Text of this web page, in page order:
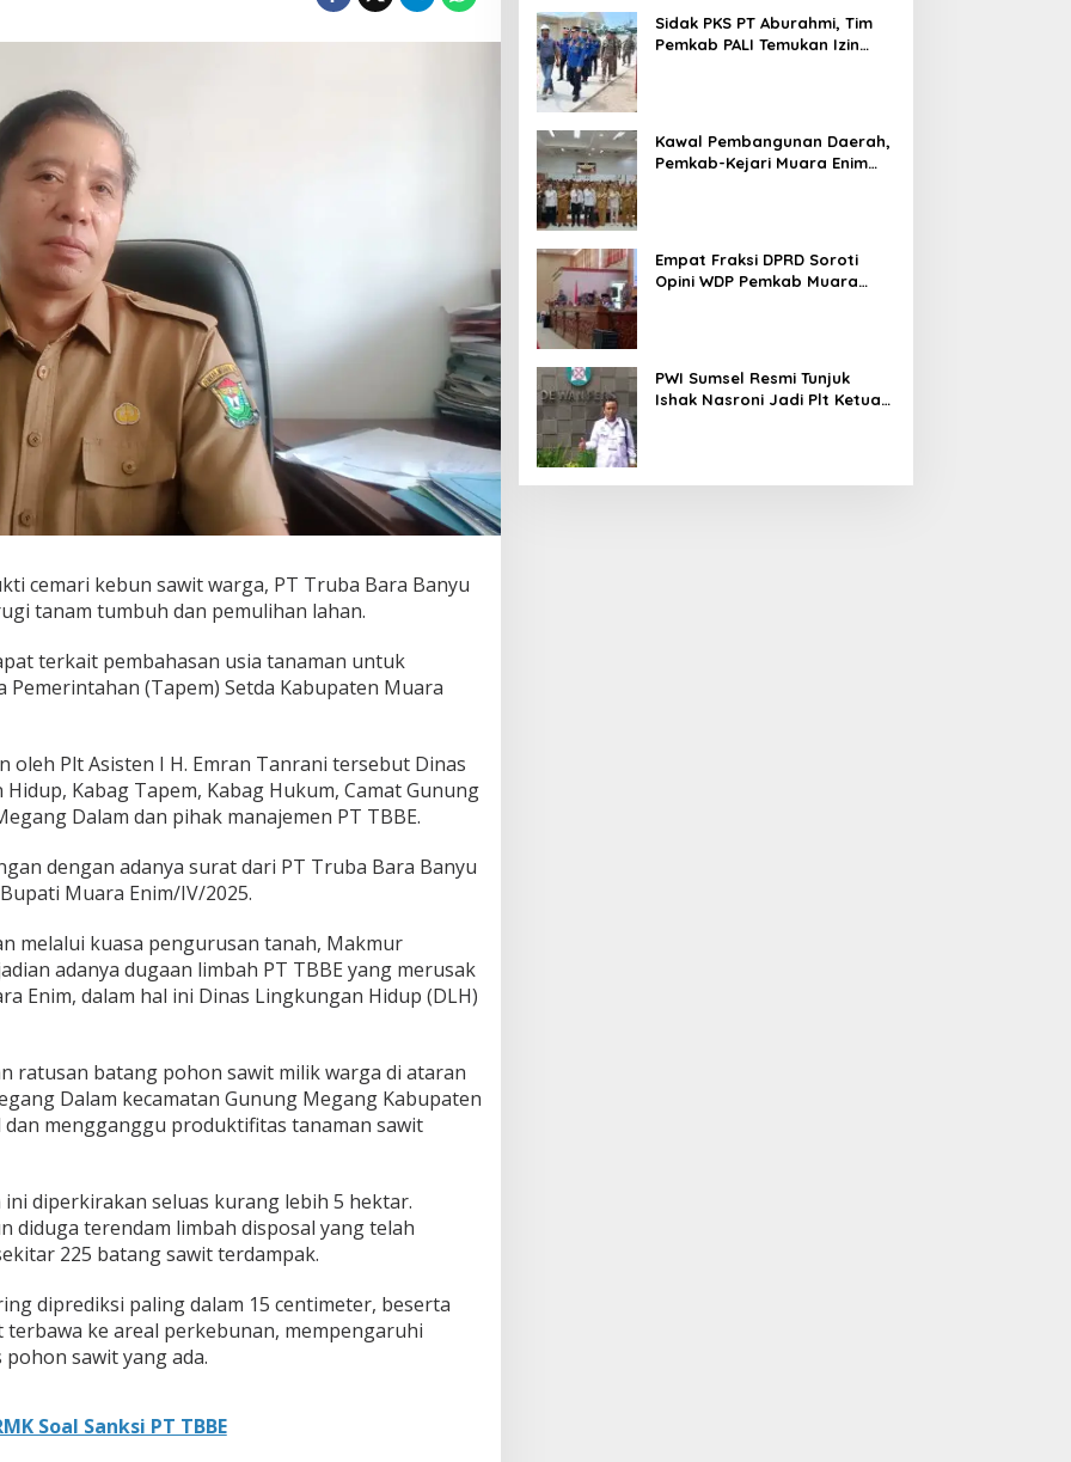
cemari kebun sawit warga, PT Truba Bara Banyu
tanam tumbuh dan pemulihan lahan.
terkait pembahasan usia tanaman untuk
(Tapem) Setda Kabupaten Muara
oleh Plt Asisten I H. Emran Tanrani tersebut Dinas
Kabag Tapem, Kabag Hukum, Camat Gunung
Dalam dan pihak manajemen PT TBBE.
dengan adanya surat dari PT Truba Bara Banyu
Muara Enim/IV/2025.
melalui kuasa pengurusan tanah, Makmur
adanya dugaan limbah PT TBBE yang merusak
Enim, dalam hal ini Dinas Lingkungan Hidup (DLH)
ratusan batang pohon sawit milik warga di ataran
Dalam kecamatan Gunung Megang Kabupaten
mengganggu produktifitas tanaman sawit
diperkirakan seluas kurang lebih 5 hektar.
diduga terendam limbah disposal yang telah
225 batang sawit terdampak.
diprediksi paling dalam 15 centimeter, beserta
ke areal perkebunan, mempengaruhi
sawit yang ada.
Soal Sanksi PT TBBE
Sidak PKS PT Aburahmi, Tim
Pemkab PALI Temukan Izin
Kawal Pembangunan Daerah,
Pemkab-Kejari Muara Enim
Empat Fraksi DPRD Soroti
Opini WDP Pemkab Muara
PWI Sumsel Resmi Tunjuk
Ishak Nasroni Jadi Plt Ketua